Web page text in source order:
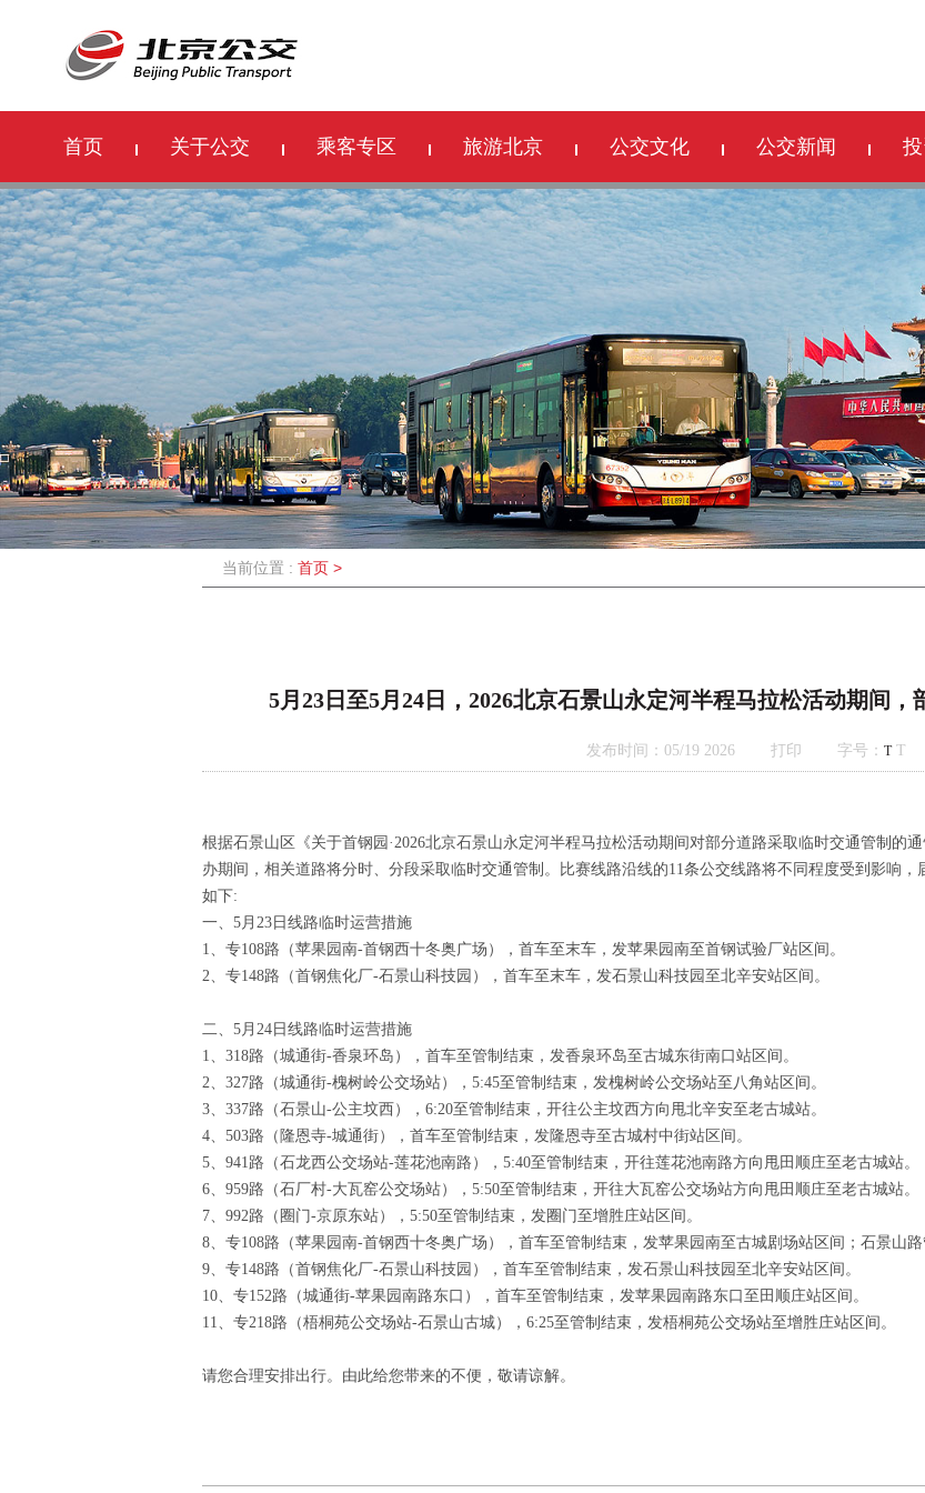
首页 关于公交 乘客专区 旅游北京 公交文化 公交新闻
当前位置 : 首页 >
5月23日至5月24日，2026北京石景山永定河半程马拉松活动期间
发布时间：05/19 2026 打印 字号： T T
根据石景山区《关于首钢园·2026北京石景山永定河半程马拉松活动期间对部分道路采取临时交通管制的
办期间，相关道路将分时、分段采取临时交通管制。比赛线路沿线的11条公交线路将不同程度受到影响
如下:
一、5月23日线路临时运营措施
1、专108路（苹果园南-首钢西十冬奥广场），首车至末车，发苹果园南至首钢试验厂站区间。
2、专148路（首钢焦化厂-石景山科技园），首车至末车，发石景山科技园至北辛安站区间。
二、5月24日线路临时运营措施
1、318路（城通街-香泉环岛），首车至管制结束，发香泉环岛至古城东街南口站区间。
2、327路（城通街-槐树岭公交场站），5:45至管制结束，发槐树岭公交场站至八角站区间。
3、337路（石景山-公主坟西），6:20至管制结束，开往公主坟西方向甩北辛安至老古城站。
4、503路（隆恩寺-城通街），首车至管制结束，发隆恩寺至古城村中街站区间。
5、941路（石龙西公交场站-莲花池南路），5:40至管制结束，开往莲花池南路方向甩田顺庄至老古城站。
6、959路（石厂村-大瓦窑公交场站），5:50至管制结束，开往大瓦窑公交场站方向甩田顺庄至老古城站。
7、992路（圈门-京原东站），5:50至管制结束，发圈门至增胜庄站区间。
8、专108路（苹果园南-首钢西十冬奥广场），首车至管制结束，发苹果园南至古城剧场站区间；石景山
9、专148路（首钢焦化厂-石景山科技园），首车至管制结束，发石景山科技园至北辛安站区间。
10、专152路（城通街-苹果园南路东口），首车至管制结束，发苹果园南路东口至田顺庄站区间。
11、专218路（梧桐苑公交场站-石景山古城），6:25至管制结束，发梧桐苑公交场站至增胜庄站区间。
请您合理安排出行。由此给您带来的不便，敬请谅解。